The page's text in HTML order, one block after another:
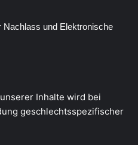
Nachlass und Elektronische
Inhalte wird bei
geschlechtsspezifischer